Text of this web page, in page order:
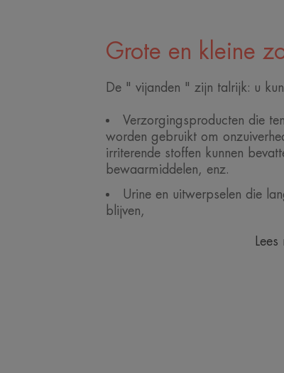
Grote en kleine
De " vijanden " zijn talrijk: u
Verzorgingsproducten die
worden gebruikt om
irriterende stoffen kunnen
bewaarmiddelen, enz.
Urine en uitwerpselen die
blijven,
Lees